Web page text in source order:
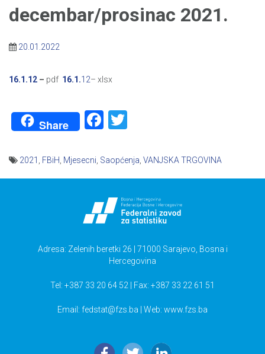
decembar/prosinac 2021.
20.01.2022
16.1.12 – pdf 16.1.12– xlsx
Share Facebook
2021 FBiH Mjesecni Saopćenja VANJSKA TRGOVINA
Adresa: Zelenih beretki 26 | 71000 Sarajevo, Bosna i
Hercegovina
Tel: +387 33 20 64 52 | Fax: +387 33 22 61 51
Email: fedstat@fzs.ba | Web: www.fzs.ba